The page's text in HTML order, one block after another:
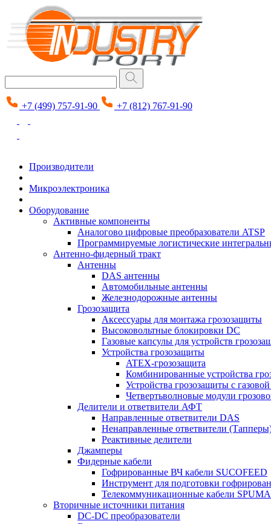
+7 (499) 757-91-90 +7 (812) 767-91-90
Производители
Микроэлектроника
Оборудование
Активные компоненты
Аналогово цифровые преобразователи ATSP
Программируемые логистические
Антенно-фидерный тракт
Антенны
DAS антенны
Автомобильные антенны
Железнодорожные антенны
Грозозащита
Аксессуары для монтажа грозозащиты
Высоковольтные блокировки DC
Газовые капсулы для устройств
Устройства грозозащиты
ATEX-грозозащита
Комбинированные устройства
Устройства грозозащиты с
Четвертьволновые модули
Делители и ответвители АФТ
Направленные ответвители DAS
Ненаправленные ответвители
Реактивные делители
Джамперы
Фидерные кабели
Гофрированные ВЧ кабели SUCOFEED
Инструмент для подготовки
Телекоммуникационные кабели SPUMA
Вторичные источники питания
DC-DC преобразователи